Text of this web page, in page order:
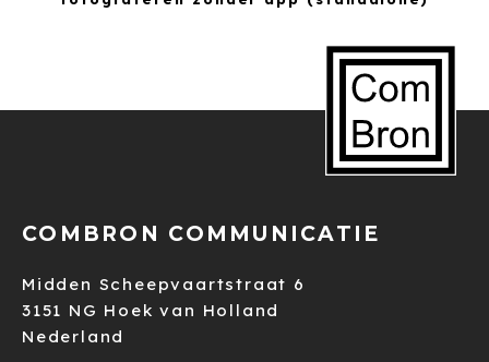
COMBRON COMMUNICATIE
Midden Scheepvaartstraat 6
3151 NG Hoek van Holland
Nederland